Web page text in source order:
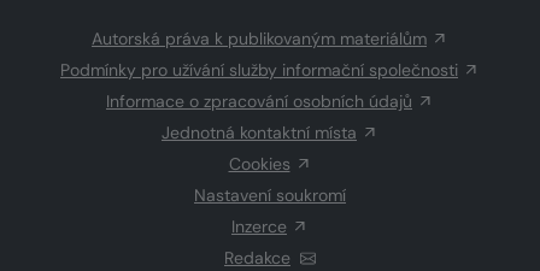
Autorská práva k publikovaným materiálům
Podmínky pro užívání služby informační společnosti
Informace o zpracování osobních údajů
Jednotná kontaktní místa
Cookies
Nastavení soukromí
Inzerce
Redakce